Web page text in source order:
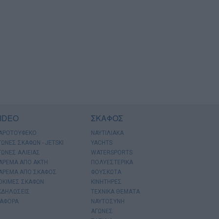
ΣΚΑΦΩΝ - JETSKI
ΑΛΙΕΙΑΣ
ΑΠΟ ΑΚΤΗ
ΑΠΟ ΣΚΑΦΟΣ
ΣΚΑΦΩΝ
ΣΚΑΦΟΣ
ΝΑΥΤΙΛΙΑΚΑ
YACHTS
WATERSPORTS
ΠΟΛΥΕΣΤΕΡΙΚΑ
ΦΟΥΣΚΩΤΑ
ΚΙΝΗΤΗΡΕΣ
ΤΕΧΝΙΚΑ ΘΕΜΑΤΑ
ΝΑΥΤΟΣΥΝΗ
ΑΓΩΝΕΣ